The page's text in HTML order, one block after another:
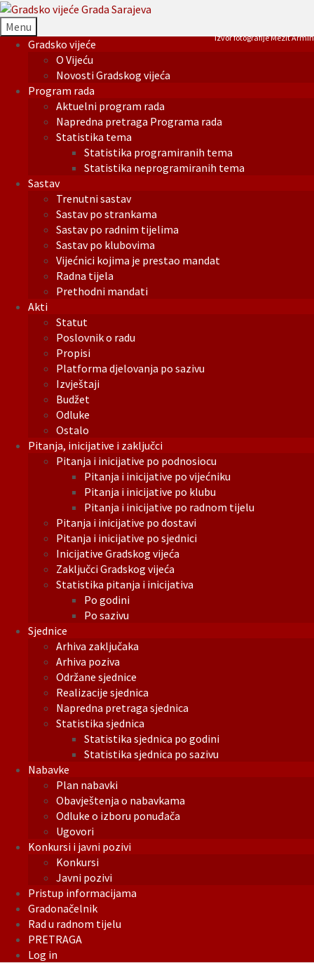
Menu
Gradsko vijeće
O Vijeću
Novosti Gradskog vijeća
Program rada
Aktuelni program rada
Napredna pretraga Programa rada
Statistika tema
Statistika programiranih tema
Statistika neprogramiranih tema
Sastav
Trenutni sastav
Sastav po strankama
Sastav po radnim tijelima
Sastav po klubovima
Vijećnici kojima je prestao mandat
Radna tijela
Prethodni mandati
Akti
Statut
Poslovnik o radu
Propisi
Platforma djelovanja po sazivu
Izvještaji
Budžet
Odluke
Ostalo
Pitanja, inicijative i zaključci
Pitanja i inicijative po podnosiocu
Pitanja i inicijative po vijećniku
Pitanja i inicijative po klubu
Pitanja i inicijative po radnom tijelu
Pitanja i inicijative po dostavi
Pitanja i inicijative po sjednici
Inicijative Gradskog vijeća
Zaključci Gradskog vijeća
Statistika pitanja i inicijativa
Po godini
Po sazivu
Sjednice
Arhiva zaključaka
Arhiva poziva
Održane sjednice
Realizacije sjednica
Napredna pretraga sjednica
Statistika sjednica
Statistika sjednica po godini
Statistika sjednica po sazivu
Nabavke
Plan nabavki
Obavještenja o nabavkama
Odluke o izboru ponuđača
Ugovori
Konkursi i javni pozivi
Konkursi
Javni pozivi
Pristup informacijama
Gradonačelnik
Rad u radnom tijelu
PRETRAGA
Log in
Izvor fotografije Mezit Armin